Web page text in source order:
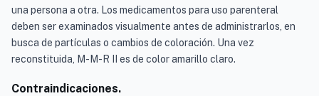
una persona a otra. Los medicamentos para uso parenteral
deben ser examinados visualmente antes de administrarlos, en
busca de partículas o cambios de coloración. Una vez
reconstituida, M-M-R II es de color amarillo claro.
Contraindicaciones.